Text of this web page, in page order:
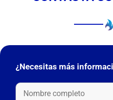
¿Necesitas más